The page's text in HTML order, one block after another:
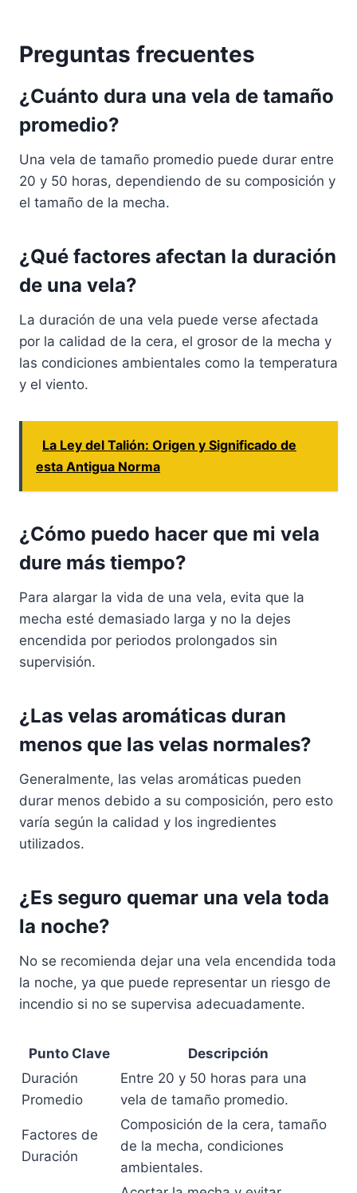
Preguntas frecuentes
¿Cuánto dura una vela de tamaño
promedio?
Una vela de tamaño promedio puede durar entre
20 y 50 horas, dependiendo de su composición y
el tamaño de la mecha.
¿Qué factores afectan la duración
de una vela?
La duración de una vela puede verse afectada
por la calidad de la cera, el grosor de la mecha y
las condiciones ambientales como la temperatura
y el viento.
La Ley del Talión: Origen y Significado de
esta Antigua Norma
¿Cómo puedo hacer que mi vela
dure más tiempo?
Para alargar la vida de una vela, evita que la
mecha esté demasiado larga y no la dejes
encendida por periodos prolongados sin
supervisión.
¿Las velas aromáticas duran
menos que las velas normales?
Generalmente, las velas aromáticas pueden
durar menos debido a su composición, pero esto
varía según la calidad y los ingredientes
utilizados.
¿Es seguro quemar una vela toda
la noche?
No se recomienda dejar una vela encendida toda
la noche, ya que puede representar un riesgo de
incendio si no se supervisa adecuadamente.
Punto Clave
Descripción
Duración
Promedio
Entre 20 y 50 horas para una
vela de tamaño promedio.
Factores de
Duración
Composición de la cera, tamaño
de la mecha, condiciones
ambientales.